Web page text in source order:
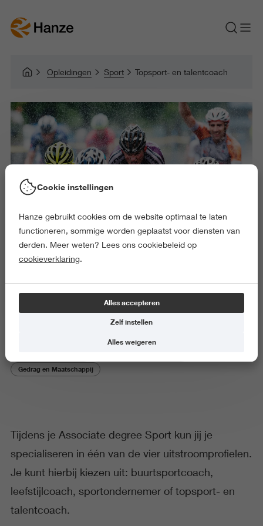
Opleidingen Sport Topsport- en talentcoach
Topsport- en talentcoach
Gedrag en Maatschappij
Tijdens je Associate degree Sport kun jij je
specialiseren in één van de vier uitstroomprofielen.
Je kunt hierbij kiezen uit: buurtsportcoach,
leefstijlcoach, sportondernemer of topsport- en
talentcoach.
Cookie instellingen
Hanze gebruikt cookies om de website optimaal te laten
functioneren, sommige worden geplaatst voor diensten van
derden. Meer weten? Lees ons cookiebeleid op
cookieverklaring.
Alles accepteren
Zelf instellen
Alles weigeren